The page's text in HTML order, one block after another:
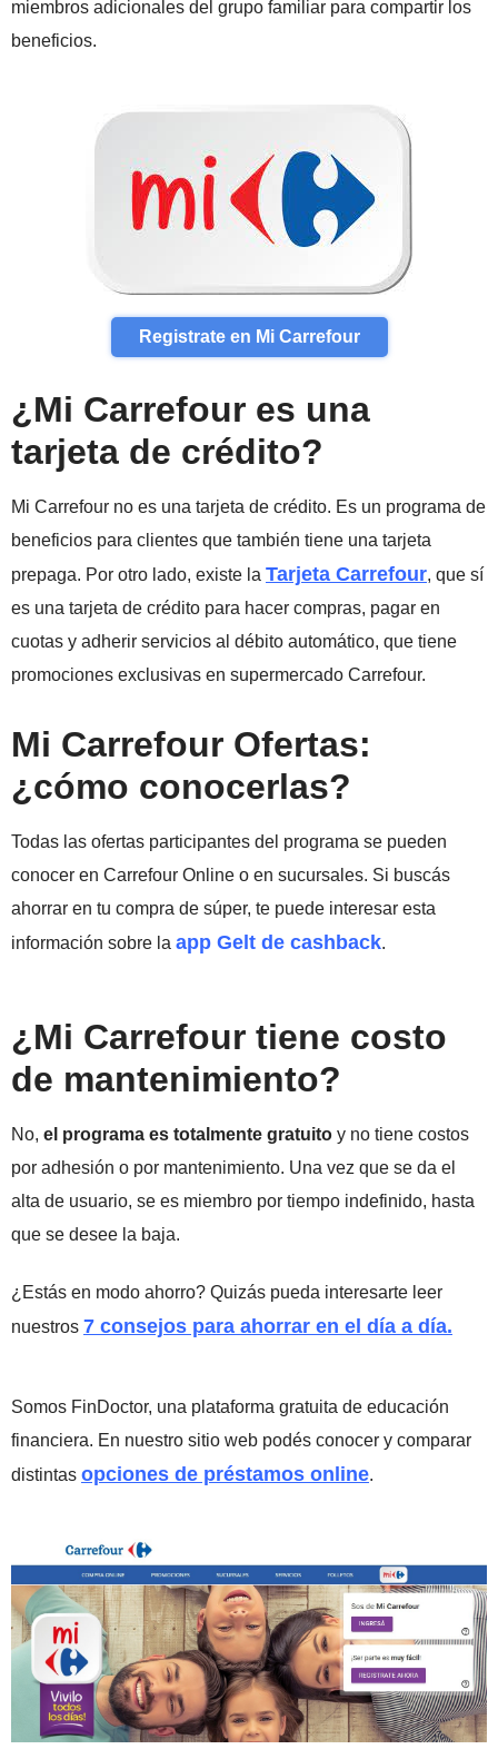
miembros adicionales del grupo familiar para compartir los
beneficios.
Registrate en Mi Carrefour
¿Mi Carrefour es una
tarjeta de crédito?
Mi Carrefour no es una tarjeta de crédito. Es un programa de
beneficios para clientes que también tiene una tarjeta
prepaga. Por otro lado, existe la Tarjeta Carrefour, que sí
es una tarjeta de crédito para hacer compras, pagar en
cuotas y adherir servicios al débito automático, que tiene
promociones exclusivas en supermercado Carrefour.
Mi Carrefour Ofertas:
¿cómo conocerlas?
Todas las ofertas participantes del programa se pueden
conocer en Carrefour Online o en sucursales. Si buscás
ahorrar en tu compra de súper, te puede interesar esta
información sobre la app Gelt de cashback.
¿Mi Carrefour tiene costo
de mantenimiento?
No, el programa es totalmente gratuito y no tiene costos
por adhesión o por mantenimiento. Una vez que se da el
alta de usuario, se es miembro por tiempo indefinido, hasta
que se desee la baja.
¿Estás en modo ahorro? Quizás pueda interesarte leer
nuestros 7 consejos para ahorrar en el día a día.
Somos FinDoctor, una plataforma gratuita de educación
financiera. En nuestro sitio web podés conocer y comparar
distintas opciones de préstamos online.